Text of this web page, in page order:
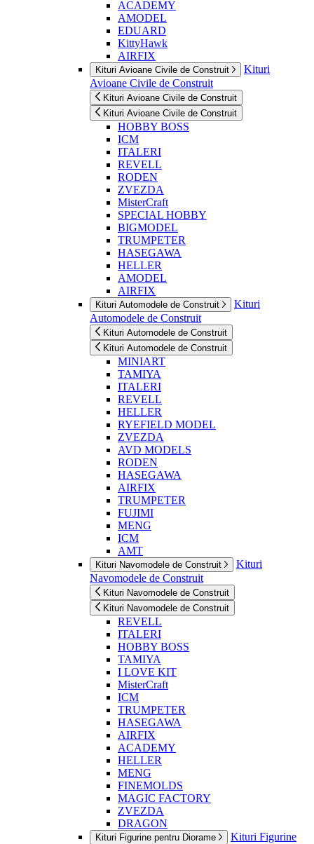
ACADEMY
AMODEL
EDUARD
KittyHawk
AIRFIX
Kituri Avioane Civile de Construit
Kituri
Avioane Civile de Construit
Kituri Avioane Civile de Construit
Kituri Avioane Civile de Construit
HOBBY BOSS
ICM
ITALERI
REVELL
RODEN
ZVEZDA
MisterCraft
SPECIAL HOBBY
BIGMODEL
TRUMPETER
HASEGAWA
HELLER
AMODEL
AIRFIX
Kituri Automodele de Construit
Kituri
Automodele de Construit
Kituri Automodele de Construit
Kituri Automodele de Construit
MINIART
TAMIYA
ITALERI
REVELL
HELLER
RYEFIELD MODEL
ZVEZDA
AVD MODELS
RODEN
HASEGAWA
AIRFIX
TRUMPETER
FUJIMI
MENG
ICM
AMT
Kituri Navomodele de Construit
Kituri
Navomodele de Construit
Kituri Navomodele de Construit
Kituri Navomodele de Construit
REVELL
ITALERI
HOBBY BOSS
TAMIYA
I LOVE KIT
MisterCraft
ICM
TRUMPETER
HASEGAWA
AIRFIX
ACADEMY
HELLER
MENG
FINEMOLDS
MAGIC FACTORY
ZVEZDA
DRAGON
Kituri Figurine pentru Diorame
Kituri Figurine